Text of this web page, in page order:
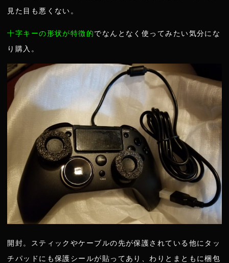
見た目も悪くない。
十字キーの形状が特徴的でなんとなく使ってみたい気分にな
り購入。
開封。スティックやケーブルの先が保護されている他にタッ
チパッドにも保護シールが貼ってあり、わりとまともに梱包